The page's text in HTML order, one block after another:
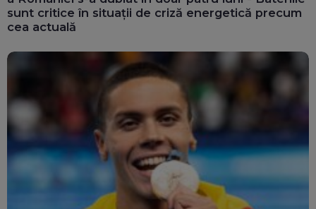
sunt critice în situații de criză energetică precum
cea actuală